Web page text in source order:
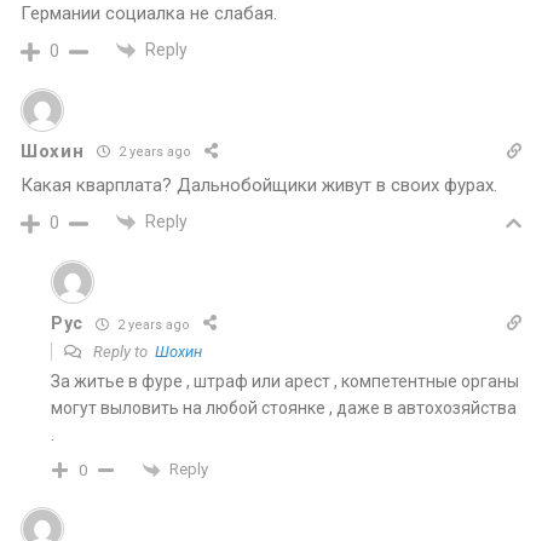
Германии социалка не слабая.
0 Reply
Шохин 2 years ago
Какая кварплата? Дальнобойщики живут в своих фурах.
0 Reply
Рус 2 years ago
Reply to Шохин
За житье в фуре , штраф или арест , компетентные органы
могут выловить на любой стоянке , даже в автохозяйства
0 Reply